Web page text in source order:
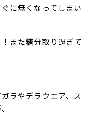
に無くなってしまい
また糖分取り過ぎて
ラやデラウエア、ス